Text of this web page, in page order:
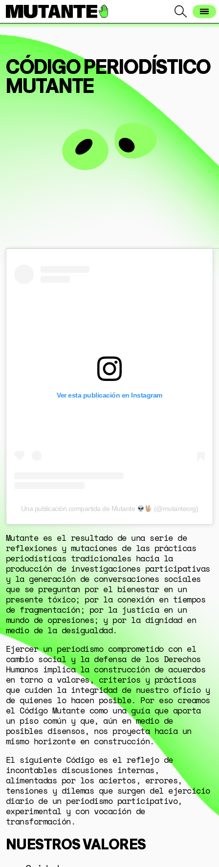
CÓDIGO PERIODÍSTICO
MUTANTE
Ver esta publicación en Instagram
Una publicación compartida de Mutante (@mutanteorg)
Mutante es el resultado de una serie de
reflexiones y mutaciones de las prácticas
periodísticas tradicionales hacia la
producción de investigaciones participativas
y la generación de conversaciones sociales
que se preguntan por el bienestar en un
presente tóxico; por la conexión en tiempos
de fragmentación; por la justicia en un
mundo de opresiones; y por la dignidad en
medio de la desigualdad.
Ejercer un periodismo comprometido con el
cambio social y la defensa de los Derechos
Humanos implica la construcción de acuerdos
en torno a valores, criterios y prácticas
que cuiden la integridad de nuestro oficio y
de quienes lo hacen posible. Por eso creamos
el Código Mutante como una guía que aporta
un piso común y que, aún en medio de
posibles disensos, nos proyecta hacia un
mismo horizonte en construcción.
El siguiente Código es el reflejo de
incontables discusiones internas,
alimentadas por los aciertos, errores,
tensiones y dilemas que surgen del ejercicio
diario de un periodismo participativo,
experimental y con vocación de
transformación.
NUESTROS VALORES